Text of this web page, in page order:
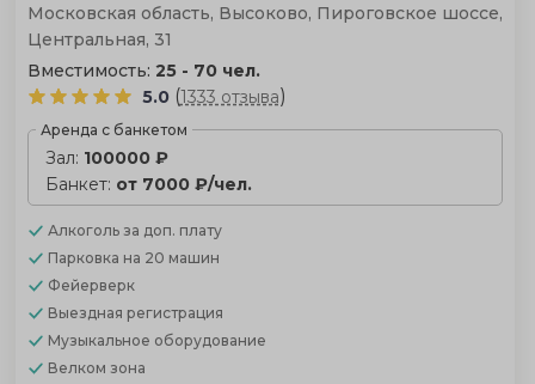
Московская область, Высоково, Пироговское шоссе,
Центральная, 31
Вместимость: 25 - 70 чел.
5.0 (1333 отзыва)
Аренда с банкетом
Зал: 100000 ₽
Банкет: от 7000 ₽/чел.
Алкоголь за доп. плату
Парковка на 20 машин
Фейерверк
Выездная регистрация
Музыкальное оборудование
Велком зона